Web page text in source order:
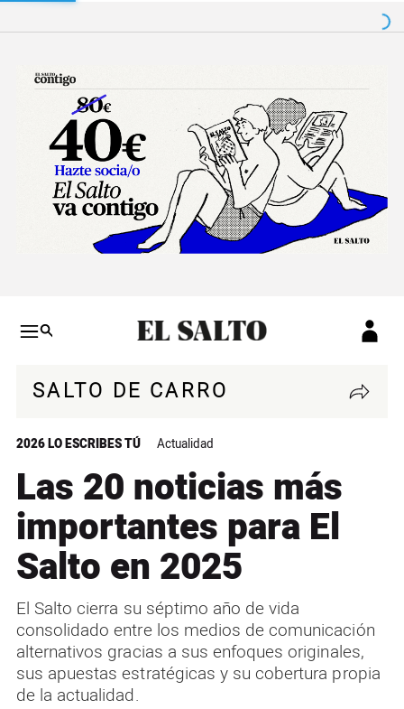
Salto a contenido
SALTO DE CARRO
2026 LO ESCRIBES TÚ Actualidad
Las 20 noticias más
importantes para El
Salto en 2025
El Salto cierra su séptimo año de vida
consolidado entre los medios de comunicación
alternativos gracias a sus enfoques originales,
sus apuestas estratégicas y su cobertura propia
de la actualidad.